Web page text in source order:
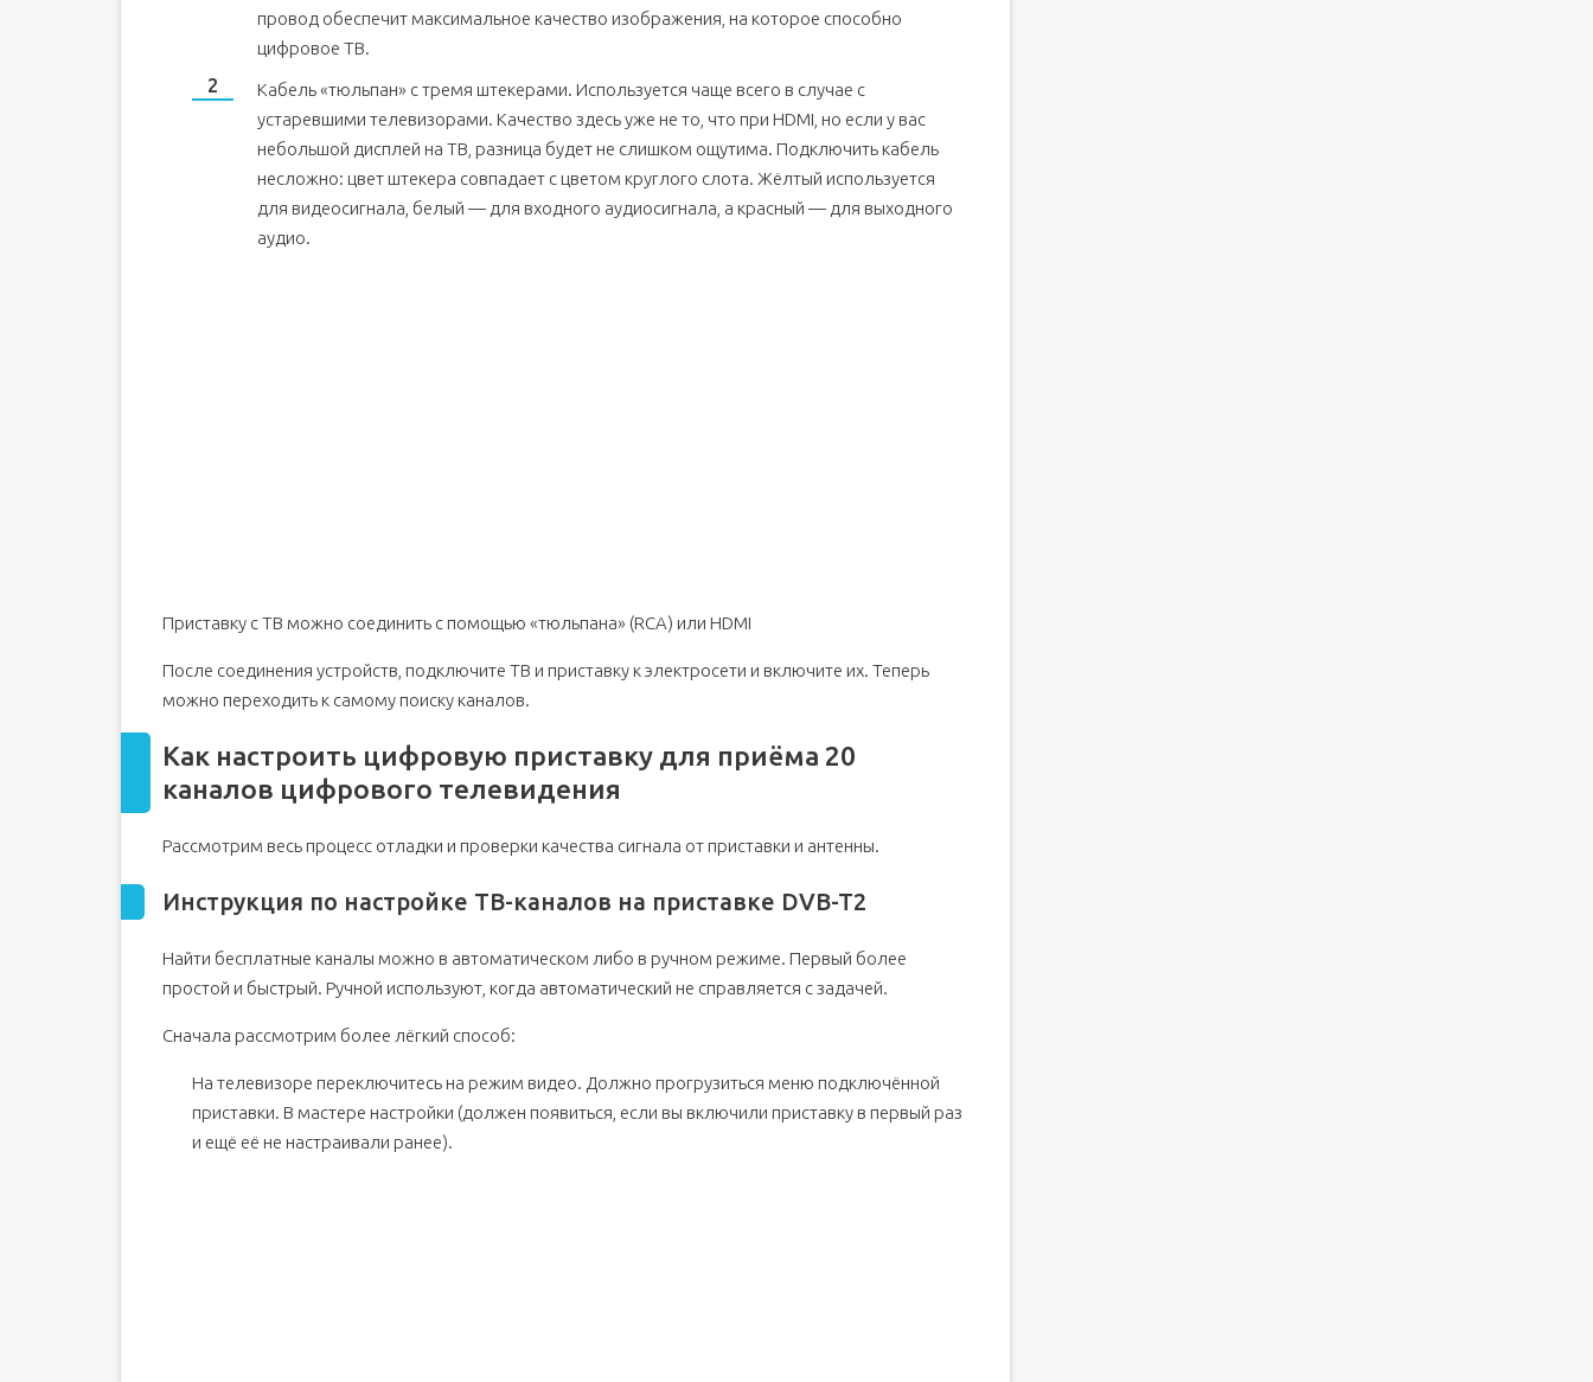
провод обеспечит максимальное качество изображения, на которое способно
цифровое ТВ.
Кабель «тюльпан» с тремя штекерами. Используется чаще всего в случае с
устаревшими телевизорами. Качество здесь уже не то, что при HDMI, но если у вас
небольшой дисплей на ТВ, разница будет не слишком ощутима. Подключить кабель
несложно: цвет штекера совпадает с цветом круглого слота. Жёлтый используется
для видеосигнала, белый — для входного аудиосигнала, а красный — для выходного
аудио.
Приставку с ТВ можно соединить с помощью «тюльпана» (RCA) или HDMI
После соединения устройств, подключите ТВ и приставку к электросети и включите их. Теперь
можно переходить к самому поиску каналов.
Как настроить цифровую приставку для приёма 20
каналов цифрового телевидения
Рассмотрим весь процесс отладки и проверки качества сигнала от приставки и антенны.
Инструкция по настройке ТВ-каналов на приставке DVB-T2
Найти бесплатные каналы можно в автоматическом либо в ручном режиме. Первый более
простой и быстрый. Ручной используют, когда автоматический не справляется с задачей.
Сначала рассмотрим более лёгкий способ:
На телевизоре переключитесь на режим видео. Должно прогрузиться меню подключённой
приставки. В мастере настройки (должен появиться, если вы включили приставку в первый раз
и ещё её не настраивали ранее).